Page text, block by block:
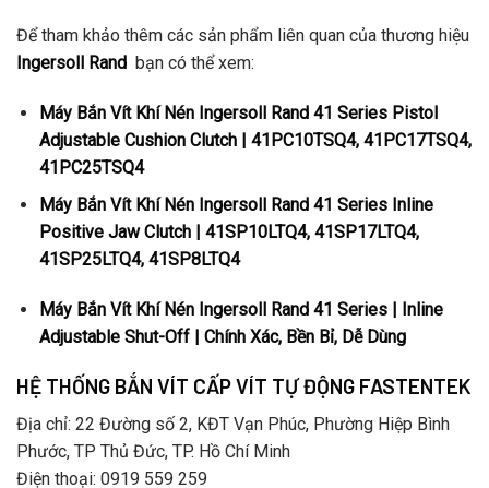
Để tham khảo thêm các sản phẩm liên quan của thương hiệu
Ingersoll Rand bạn có thể xem:
Máy Bắn Vít Khí Nén Ingersoll Rand 41 Series Pistol
Adjustable Cushion Clutch | 41PC10TSQ4, 41PC17TSQ4,
41PC25TSQ4
Máy Bắn Vít Khí Nén Ingersoll Rand 41 Series Inline
Positive Jaw Clutch | 41SP10LTQ4, 41SP17LTQ4,
41SP25LTQ4, 41SP8LTQ4
Máy Bắn Vít Khí Nén Ingersoll Rand 41 Series | Inline
Adjustable Shut-Off | Chính Xác, Bền Bỉ, Dễ Dùng
HỆ THỐNG BẮN VÍT CẤP VÍT TỰ ĐỘNG FASTENTEK
Địa chỉ: 22 Đường số 2, KĐT Vạn Phúc, Phường Hiệp Bình
Phước, TP Thủ Đức, TP. Hồ Chí Minh
Điện thoại: 0919 559 259